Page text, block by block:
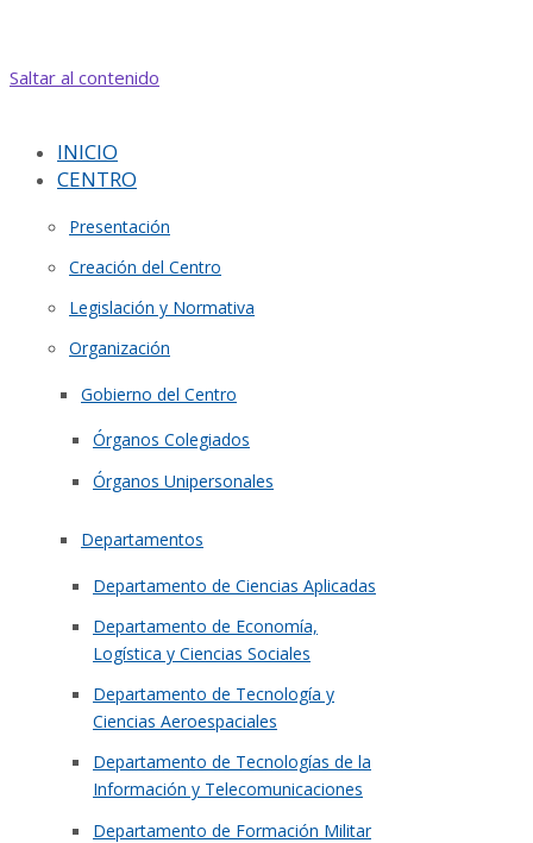
Saltar al contenido
INICIO
CENTRO
Presentación
Creación del Centro
Legislación y Normativa
Organización
Gobierno del Centro
Órganos Colegiados
Órganos Unipersonales
Departamentos
Departamento de Ciencias Aplicadas
Departamento de Economía,
Logística y Ciencias Sociales
Departamento de Tecnología y
Ciencias Aeroespaciales
Departamento de Tecnologías de la
Información y Telecomunicaciones
Departamento de Formación Militar